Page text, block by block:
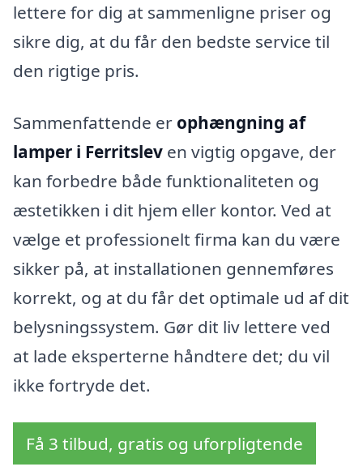
lettere for dig at sammenligne priser og
sikre dig, at du får den bedste service til
den rigtige pris.
Sammenfattende er ophængning af
lamper i Ferritslev en vigtig opgave, der
kan forbedre både funktionaliteten og
æstetikken i dit hjem eller kontor. Ved at
vælge et professionelt firma kan du være
sikker på, at installationen gennemføres
korrekt, og at du får det optimale ud af dit
belysningssystem. Gør dit liv lettere ved
at lade eksperterne håndtere det; du vil
ikke fortryde det.
Få 3 tilbud, gratis og uforpligtende